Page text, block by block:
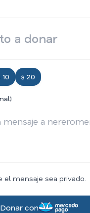
10 $ 20
el mensaje sea privado.
Donar con